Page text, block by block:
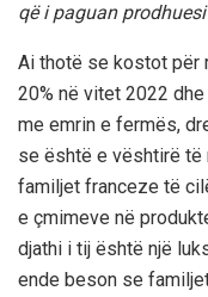
që i paguan
Ai thotë se kostot për
20% në vitet 2022
me emrin e fermës,
se është e vështirë
familjet franceze të
e çmimeve në
djathi i tij është një
ende beson se